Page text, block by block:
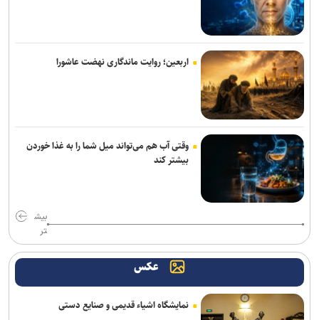
«زنده‌شور» و «استخر» همچنان می‌تازند/ مجموع فروش هفتگی دو فیلم،
۱۳ برابر ۶ فیلم دیگر! + جدول فروش
نمایش در ۱۵ استان
میلیون دلاری
کتاب «برنامه راهبردی حکمرانی‌محور» بنیاد شهید رونمایی شد/ برنامه
پنج‌ساله بنیاد شهید و امور ایثارگران برای حرکت تا افق ۱۴۱۰
اجرای «خسوف»؛ روایت موسیقایی عاشورا در تالار وحدت
کتاب «گاهِ گم‌شدگان» رونمایی شد/روایت‌های از تجربه‌های شخصی و
متفاوت مواجهه با امام رضا (ع)
ادای دین پیتر شومان به کودکان میناب/ بیانیه‌ای جهانی در صحنه
جشنواره بین‌المللی نمایش عروسکی «تهران-مبارک»
اربعین؛ روایت ماندگاری نهضت عاشورا
وقتی آب هم می‌تواند میل شما را به غذا خوردن
بیشتر کند
بیش
تر
عکس
نمایشگاه اشیاء قدیمی و صنایع دستی